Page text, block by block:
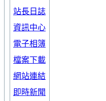
站長日誌
資訊中心
電子相簿
檔案下載
網站連結
即時新聞